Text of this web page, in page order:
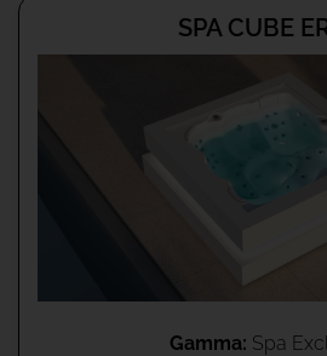
SPA CUBE
Gamma: Spa